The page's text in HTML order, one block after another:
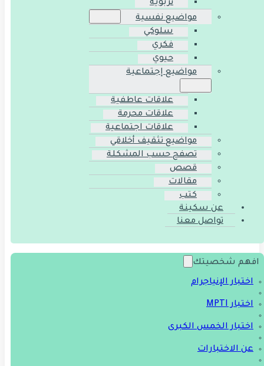
تربوية
مواضيع نفسية
سلوكي
فكري
حيوي
مواضيع إجتماعية
علاقات عاطفية
علاقات محرمة
علاقات اجتماعية
مواضيع تثقيف أخلاقي
تصفح حسب المشكلة
قصص
مقالات
كتب
عن سكينة
تواصل معنا
افهم شخصيتك
اختبار الإنياجرام
اختبار MPTI
اختبار الخمس الكبرى
عن الاختبارات